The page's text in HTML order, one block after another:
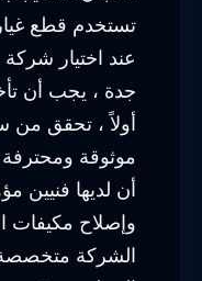
تستخدم قطع
عند اختيار
جدة ، يجب أن
أولاً ، تحقق من
موثوقة ومحترفة
أن لديها فنيين
وإصلاح مكيفات
الشركة